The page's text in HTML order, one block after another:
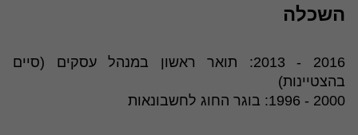
השכלה
2016 - 2013: תואר ראשון במנהל עסקים (סיים
בהצטיינות)
2000 - 1996: בוגר החוג לחשבונאות